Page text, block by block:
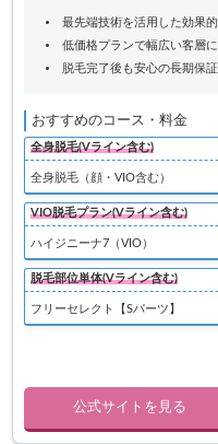
最先端技術を活用した効果
低価格プランで幅広い客層
脱毛完了後も安心の長期保
おすすめのコース・料金
全身脱毛(Vライン含む)
全身脱毛（顔・VIO含む）
VIO脱毛プラン(Vライン含む)
ハイジニーナ7（VIO）
脱毛部位単体(Vライン含む)
フリーセレクト【Sパーツ】
公式サイトを見る